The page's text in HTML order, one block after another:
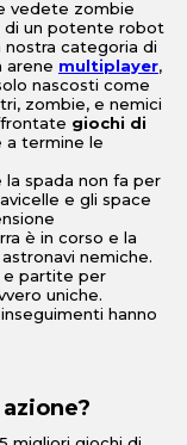
vedete zombie
di un potente robot
categoria di
arene multiplayer,
nascosti come
zombie, e nemici
giochi di
a termine le
spada non fa per
e gli space
è in corso e la
nemiche.
e partite per
uniche.
hanno